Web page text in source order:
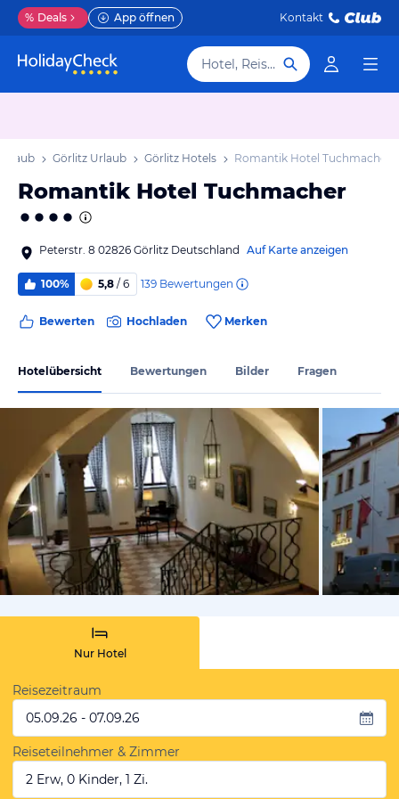
% Deals App öffnen Kontakt
Hotel, Reiseziel
Görlitz Urlaub Görlitz Hotels Romantik Hotel Tuchmacher
Romantik Hotel Tuchmacher
Peterstr. 8 02826 Görlitz Deutschland Auf Karte anzeigen
100% 5,8 / 6 139 Bewertungen
Bewerten Hochladen Merken
Hotelübersicht Bewertungen Bilder Fragen
von
Nur Hotel
Reisezeitraum
05.09.26 - 07.09.26
Reiseteilnehmer & Zimmer
2 Erw, 0 Kinder, 1 Zi.